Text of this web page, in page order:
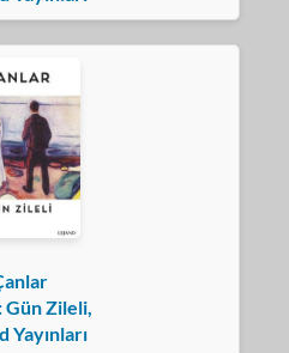
Gün Zileli,
Yayınları